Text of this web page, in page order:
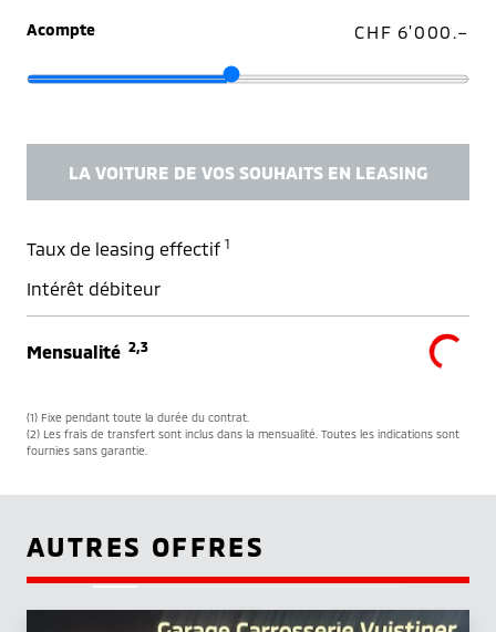
Acompte CHF 6'000.–
LA VOITURE DE VOS SOUHAITS EN LEASING
Taux de leasing effectif 1
Intérêt débiteur
Mensualité 2,3
(1) Fixe pendant toute la durée du contrat.
(2) Les frais de transfert sont inclus dans la mensualité. Toutes les indications sont
fournies sans garantie.
AUTRES OFFRES